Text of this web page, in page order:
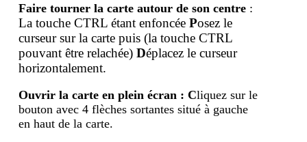
Faire tourner la carte autour de son centre :
La touche CTRL étant enfoncéePosez le
curseur sur la carte puis (la toucheCTRL
pouvant être relachée)Déplacez le curseur
horizontalement.
Ouvrir la carte en plein écran :Cliquez sur le
bouton avec 4 flèches sortantes situé à gauche
en haut de la carte.